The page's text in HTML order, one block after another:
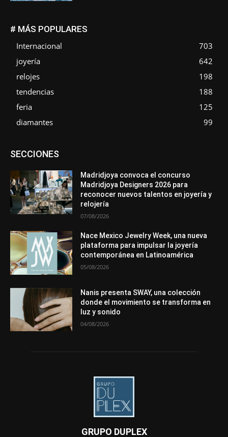
# MÁS POPULARES
Internacional
703
joyería
642
relojes
198
tendencias
188
feria
125
diamantes
99
SECCIONESAsociaciones
Entrevistas
Opiniones
Premios Secciones
Madridjoya convoca el concurso
Madridjoya Designers 2026 para
reconocer nuevos talentos en joyería y
relojería
07/08/2026
Nace Mexico Jewelry Week, una nueva
plataforma para impulsar la joyería
contemporánea en Latinoamérica
05/08/2026
Nanis presenta SWAY, una colección
donde el movimiento se transforma en
luz y sonido
04/08/2026
GRUPO DUPLEX